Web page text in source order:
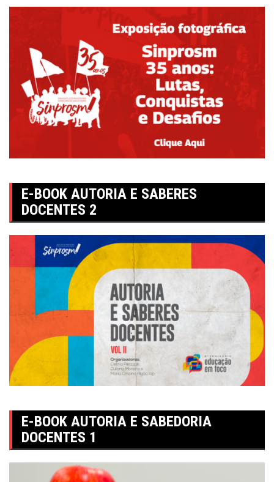
E-BOOK AUTORIA E SABERES
DOCENTES 2
E-BOOK AUTORIA E SABEDORIA
DOCENTES 1